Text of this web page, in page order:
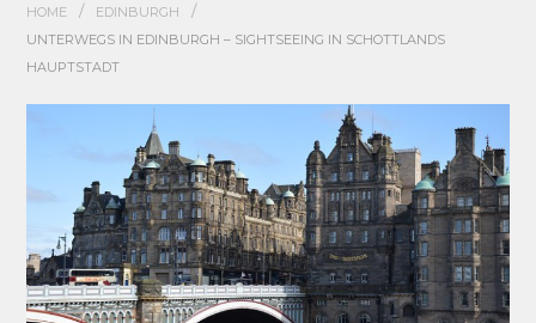
HOME / EDINBURGH /
UNTERWEGS IN EDINBURGH – SIGHTSEEING IN SCHOTTLANDS
HAUPTSTADT